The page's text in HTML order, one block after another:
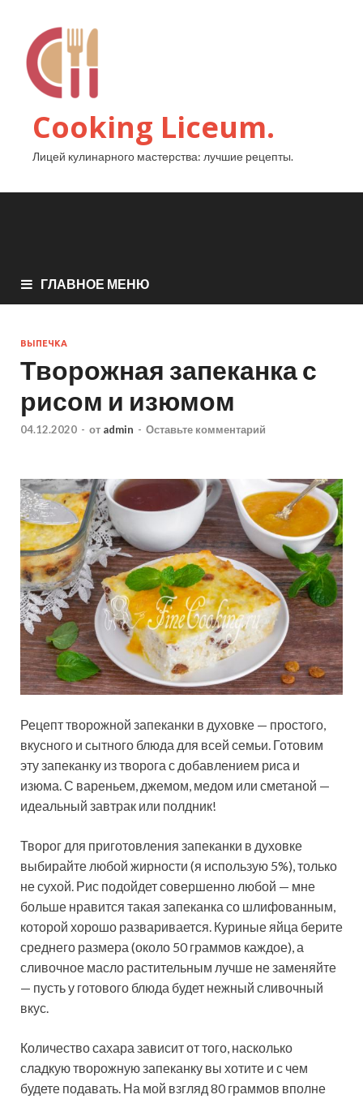
Cooking Liceum.
Лицей кулинарного мастерства: лучшие рецепты.
ГЛАВНОЕ МЕНЮ
ВЫПЕЧКА
Творожная запеканка с
рисом и изюмом
04.12.2020 - от admin - Оставьте комментарий
Рецепт творожной запеканки в духовке — простого,
вкусного и сытного блюда для всей семьи. Готовим
эту запеканку из творога с добавлением риса и
изюма. С вареньем, джемом, медом или сметаной —
идеальный завтрак или полдник!
Творог для приготовления запеканки в духовке
выбирайте любой жирности (я использую 5%), только
не сухой. Рис подойдет совершенно любой — мне
больше нравится такая запеканка со шлифованным,
которой хорошо разваривается. Куриные яйца берите
среднего размера (около 50 граммов каждое), а
сливочное масло растительным лучше не заменяйте
— пусть у готового блюда будет нежный сливочный
вкус.
Количество сахара зависит от того, насколько
сладкую творожную запеканку вы хотите и с чем
будете подавать. На мой взгляд 80 граммов вполне